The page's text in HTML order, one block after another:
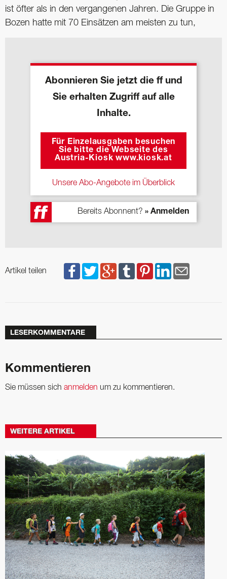
ist öfter als in den vergangenen Jahren. Die Gruppe in
Bozen hatte mit 70 Einsätzen am meisten zu tun,
Abonnieren Sie jetzt die ff und
Sie erhalten Zugriff auf alle
Inhalte.
Für Einzelausgaben besuchen
Sie bitte die Webseite des
Austria-Kiosk www.kiosk.at
Unsere Abo-Angebote im Überblick
Bereits Abonnent? » Anmelden
Artikel teilen
LESERKOMMENTARE
Kommentieren
Sie müssen sich anmelden um zu kommentieren.
WEITERE ARTIKEL